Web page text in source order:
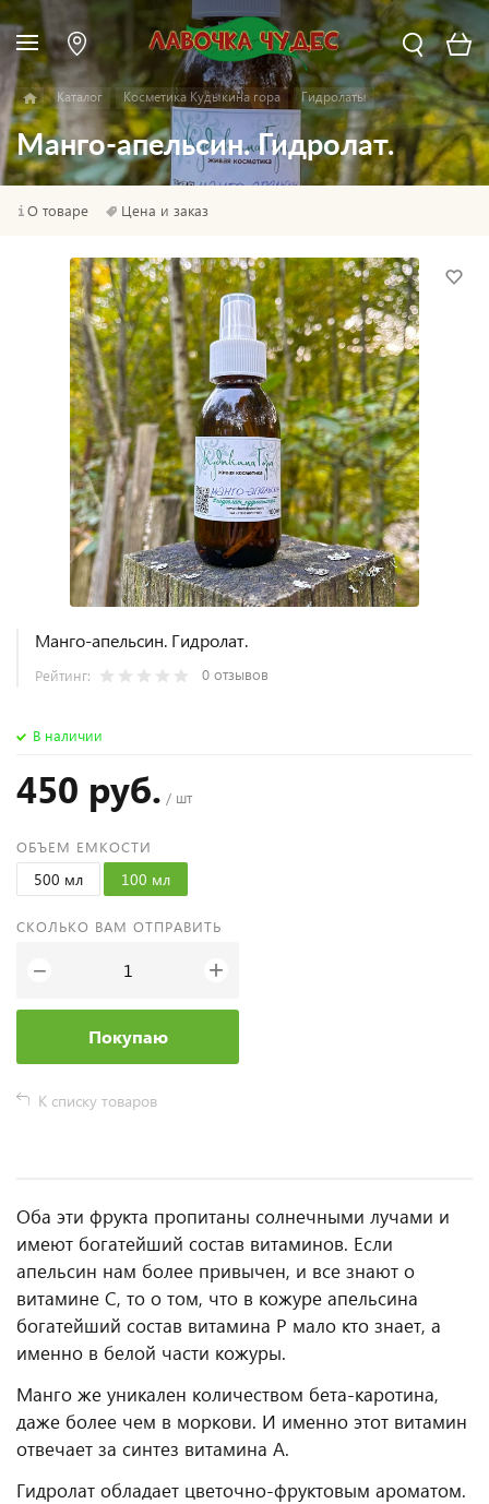
Каталог Косметика Кудыкина гора Гидролаты
Манго-апельсин. Гидролат.
О товаре Цена и заказ
Манго-апельсин. Гидролат.
Рейтинг: 0 отзывов
В наличии
450 руб. / шт
ОБЪЕМ ЕМКОСТИ
500 мл 100 мл
СКОЛЬКО ВАМ ОТПРАВИТЬ
− +
Покупаю
К списку товаров
Оба эти фрукта пропитаны солнечными лучами и
имеют богатейший состав витаминов. Если
апельсин нам более привычен, и все знают о
витамине С, то о том, что в кожуре апельсина
богатейший состав витамина Р мало кто знает, а
именно в белой части кожуры.
Манго же уникален количеством бета-каротина,
даже более чем в моркови. И именно этот витамин
отвечает за синтез витамина А.
Гидролат обладает цветочно-фруктовым ароматом.